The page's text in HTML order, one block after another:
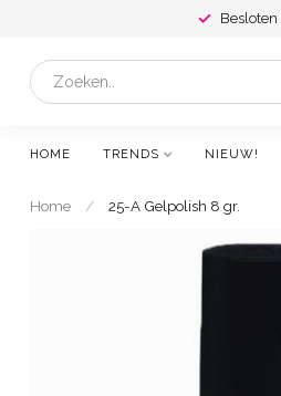
Besloten
HOME TRENDS NIEUW!
Home / 25-A Gelpolish 8 gr.